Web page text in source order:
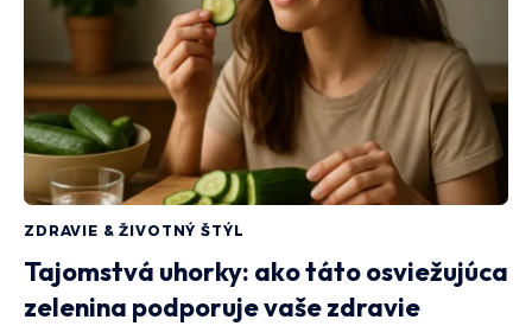
ZDRAVIE & ŽIVOTNÝ ŠTÝL
Tajomstvá uhorky: ako táto osviežujúca
zelenina podporuje vaše zdravie